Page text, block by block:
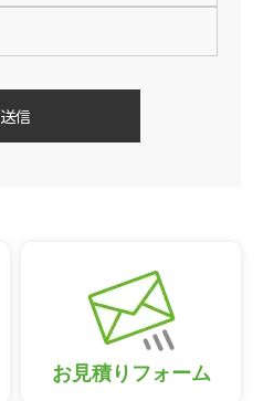
お見積りフォーム